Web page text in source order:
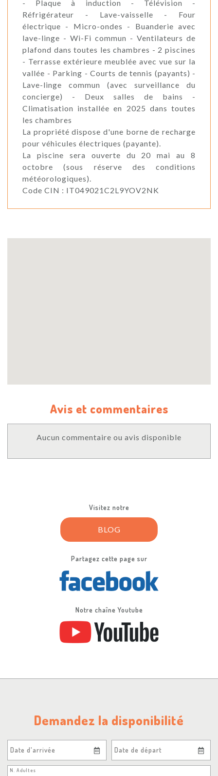
- Plaque à induction - Télévision -
Réfrigérateur - Lave-vaisselle - Four
électrique - Micro-ondes - Buanderie avec
lave-linge - Wi-Fi commun - Ventilateurs de
plafond dans toutes les chambres - 2 piscines
- Terrasse extérieure meublée avec vue sur la
vallée - Parking - Courts de tennis (payants) -
Lave-linge commun (avec surveillance du
concierge) - Deux salles de bains -
Climatisation installée en 2025 dans toutes
les chambres
La propriété dispose d'une borne de recharge
pour véhicules électriques (payante).
La piscine sera ouverte du 20 mai au 8
octobre (sous réserve des conditions
météorologiques).
Code CIN : IT049021C2L9YOV2NK
Avis et commentaires
Aucun commentaire ou avis disponible
Visitez notre
BLOG
Partagez cette page sur
Notre chaîne Youtube
Demandez la disponibilité
Date d'arrivée Date de départ
N. Adultes